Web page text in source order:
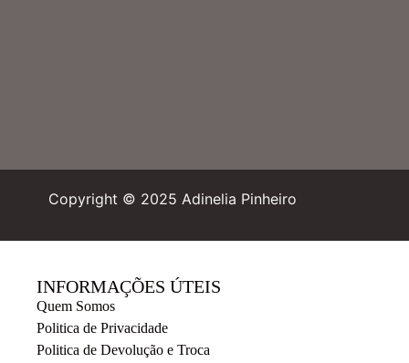
Copyright © 2025 Adinelia Pinheiro
INFORMAÇÕES ÚTEIS
Quem Somos
Politica de Privacidade
Politica de Devolução e Troca